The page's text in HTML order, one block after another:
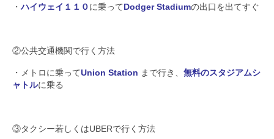
・ハイウェイ１１０に乗ってDodger Stadiumの出口を出てすぐ
②公共交通機関で行く方法
・メトロに乗ってUnion Station まで行き、 無料のスタジアムシ
ャトルに乗る
③タクシー若しくはUBERで行く方法